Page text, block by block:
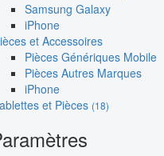
Samsung Galaxy
iPhone
et Accessoires
Pièces Génériques Mobile
Pièces Autres Marques
iPhone
et Pièces (18)